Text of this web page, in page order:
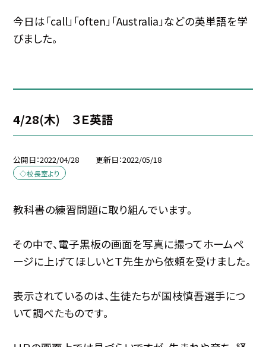
今日は「call」「often」「Australia」などの英単語を学
びました。
4/28(木) ３Ｅ英語
公開日 2022/04/28 更新日 2022/05/18
◇校長室より
教科書の練習問題に取り組んでいます。
その中で、電子黒板の画面を写真に撮ってホームペ
ージに上げてほしいとＴ先生から依頼を受けました。
表示されているのは、生徒たちが国枝慎吾選手につ
いて調べたものです。